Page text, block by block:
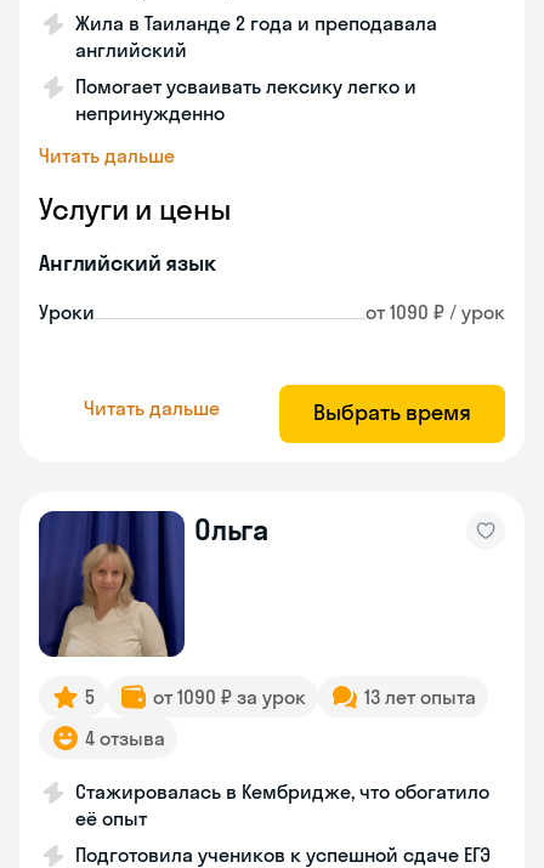
Жила в Таиланде 2 года и преподавала
английский
Помогает усваивать лексику легко и
непринужденно
Читать дальше
Услуги и цены
Английский язык
Уроки от 1090 ₽ / урок
Читать дальше Выбрать время
Ольга
5 от 1090 ₽ за урок
13 лет опыта
4 отзыва
Стажировалась в Кембридже, что обогатило
её опыт
Подготовила учеников к успешной сдаче ЕГЭ